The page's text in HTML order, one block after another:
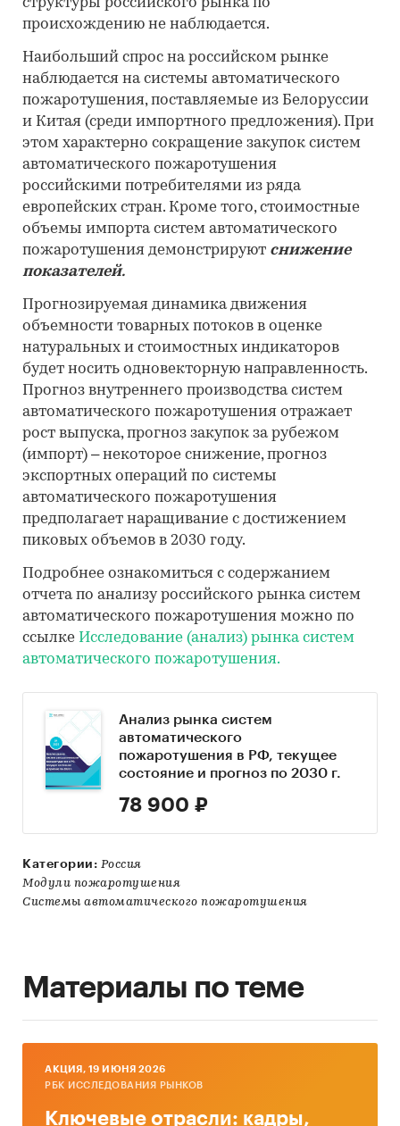
структуры российского рынка по
происхождению не наблюдается.
Наибольший спрос на российском рынке
наблюдается на системы автоматического
пожаротушения, поставляемые из Белоруссии
и Китая (среди импортного предложения). При
этом характерно сокращение закупок систем
автоматического пожаротушения
российскими потребителями из ряда
европейских стран. Кроме того, стоимостные
объемы импорта систем автоматического
пожаротушения демонстрируют снижение
показателей.
Прогнозируемая динамика движения
объемности товарных потоков в оценке
натуральных и стоимостных индикаторов
будет носить одновекторную направленность.
Прогноз внутреннего производства систем
автоматического пожаротушения отражает
рост выпуска, прогноз закупок за рубежом
(импорт) – некоторое снижение, прогноз
экспортных операций по системы
автоматического пожаротушения
предполагает наращивание с достижением
пиковых объемов в 2030 году.
Подробнее ознакомиться с содержанием
отчета по анализу российского рынка систем
автоматического пожаротушения можно по
ссылке Исследование (анализ) рынка систем
автоматического пожаротушения.
Анализ рынка систем
автоматического
пожаротушения в РФ, текущее
состояние и прогноз по 2030 г.
78 900 ₽
Категории: Россия
Модули пожаротушения
Системы автоматического пожаротушения
Материалы по теме
AКЦИЯ, 19 ИЮНЯ 2026
РБК ИССЛЕДОВАНИЯ РЫНКОВ
Ключевые отрасли: кадры,